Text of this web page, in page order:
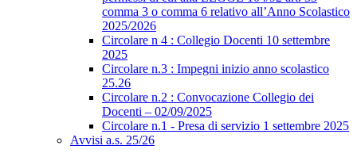
comma 3 o comma 6 relativo all’Anno Scolastico
2025/2026
Circolare n 4 : Collegio Docenti 10 settembre
2025
Circolare n.3 : Impegni inizio anno scolastico
25.26
Circolare n.2 : Convocazione Collegio dei
Docenti – 02/09/2025
Circolare n.1 - Presa di servizio 1 settembre 2025
Avvisi a.s. 25/26